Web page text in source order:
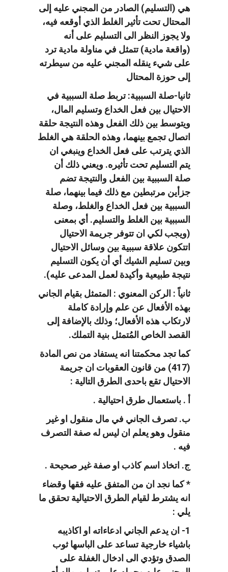
هي (التسليم) الصادر من المجني عليه إلى
المحتال تحت تأثير الغلط الذي أوقعه فيه،
ولا يجوز النظر الى التسليم على أنه
(واقعة مادية) تتمثل في مناولة مادية ترد
على شيء ينقله المجني عليه من سيطرته
إلى حوزة المحتال
ثانيا-صلة السببية: تربط صلة السببية في
الاحتيال بين فعل الخداع وتسليم المال،
ويتوسط بين ذلك الفعل وهذه النتيجة حلقة
اتصال تجمع بينهما، وهذه الحلقة هي الغلط
الذي يترتب على فعل الخداع وينبغي ان
يتم التسليم تحت تأثيره. ويعني ذلك أن
صلة السببية بين الفعل والنتيجة تضم
جزأين مرتبطين مع ذلك فيما بينهما، صلة
السببية بين فعل الخداع والغلط، وصلة
السببية بين الغلط والتسليم. أي بمعنى
(ويجب لكي ان تتوفر جريمة الاحتيال
اتتكون علاقة سببية بين وسائل الاحتيال
وبين تسليم الشيك أي أن يكون التسليم
نتيجة طبيعية وأكيدة لعمل المدعى عليه).
ثانياً : الركن المعنوي : المتمثل بقيام الجاني
بهذه الأفعال عن علم وإرادة كاملة
لارتكاب هذه الأفعال؛ وذلك بالإضافة إلى
القصد الخاص المُتمثل بنية التملك.
كما تجد محكمتنا انه يستفاد من نص المادة
(417) من قانون العقوبات ان جريمة
الاحتيال تقع باحدى الطرق التالية :
أ . باستعمال طرق احتيالية .
ب. تصرف الجاني في مال منقول او غير
منقول وهو يعلم ان ليس له صفة التصرف
فيه .
ج. اتخاذ اسم كاذب او صفة غير صحيحة .
* كما نجد ان من المتفق عليه فقها وقضاء
انه يشترط لقيام الطرق الاحتيالية تحقق ما
يلي :
1- ان يدعم الجاني ادعاءاته او اكاذيبه
باشياء خارجية تساعد على الباسها ثوب
الصدق وتؤدي الى ادخال الغفلة على